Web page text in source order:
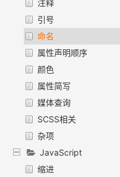
注释
引号
命名
属性声明顺序
颜色
属性简写
媒体查询
SCSS相关
杂项
JavaScript
缩进